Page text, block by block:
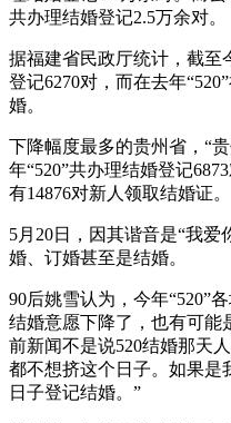
共办理结婚登记2.5万余对。
据福建省民政厅统计，截至
登记6270对，而在去年
婚。
下降幅度最多的贵州省，“
年“520”共办理结婚登记
有14876对新人领取结婚证。
5月20日，因其谐音是“我
婚、订婚甚至是结婚。
90后姚雪认为，今年“520”
结婚意愿下降了，也有可能
前新闻不是说520结婚那天
都不想挤这个日子。如果是
日子登记结婚。”